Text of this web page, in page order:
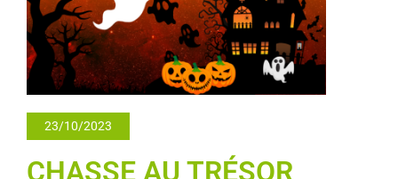
23/10/2023
CHASSE AU TRÉSOR